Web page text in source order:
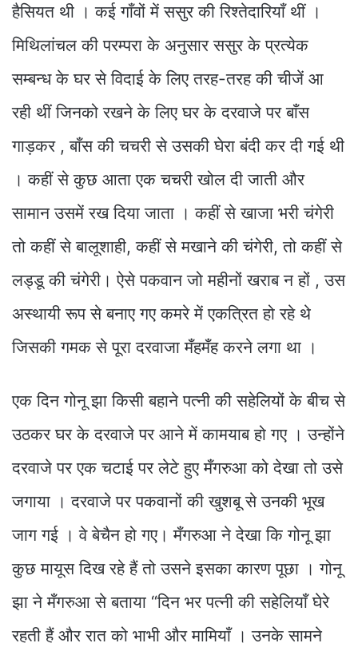
हैसियत थी । कई गाँवों में ससुर की रिश्तेदारियाँ थीं ।
मिथिलांचल की परम्परा के अनुसार ससुर के प्रत्येक
सम्बन्ध के घर से विदाई के लिए तरह-तरह की चीजें आ
रही थीं जिनको रखने के लिए घर के दरवाजे पर बाँस
गाड़कर , बाँस की चचरी से उसकी घेरा बंदी कर दी गई थी
। कहीं से कुछ आता एक चचरी खोल दी जाती और
सामान उसमें रख दिया जाता । कहीं से खाजा भरी चंगेरी
तो कहीं से बालूशाही, कहीं से मखाने की चंगेरी, तो कहीं से
लड्डू की चंगेरी। ऐसे पकवान जो महीनों खराब न हों , उस
अस्थायी रूप से बनाए गए कमरे में एकत्रित हो रहे थे
जिसकी गमक से पूरा दरवाजा मँहमँह करने लगा था ।
एक दिन गोनू झा किसी बहाने पत्नी की सहेलियों के बीच से
उठकर घर के दरवाजे पर आने में कामयाब हो गए । उन्होंने
दरवाजे पर एक चटाई पर लेटे हुए मँगरुआ को देखा तो उसे
जगाया । दरवाजे पर पकवानों की खुशबू से उनकी भूख
जाग गई । वे बेचैन हो गए। मँगरुआ ने देखा कि गोनू झा
कुछ मायूस दिख रहे हैं तो उसने इसका कारण पूछा । गोनू
झा ने मँगरुआ से बताया “दिन भर पत्नी की सहेलियाँ घेरे
रहती हैं और रात को भाभी और मामियाँ । उनके सामने